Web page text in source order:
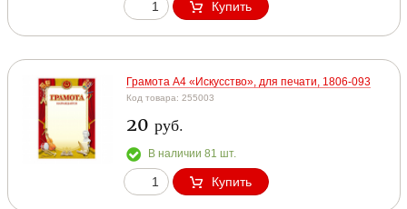
Купить
Грамота А4 «Искусство», для печати, 1806-093
Код товара: 255003
20 руб.
В наличии 81 шт.
Купить